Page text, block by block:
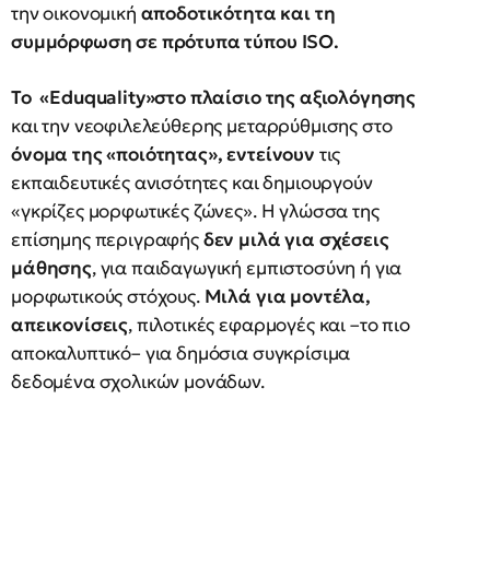
την οικονομική αποδοτικότητα και τη
συμμόρφωση σε πρότυπα τύπου ISO.
Το «Eduquality»στο πλαίσιο της αξιολόγησης
και την νεοφιλελεύθερης μεταρρύθμισης στο
όνομα της «ποιότητας», εντείνουν τις
εκπαιδευτικές ανισότητες και δημιουργούν
«γκρίζες μορφωτικές ζώνες». Η γλώσσα της
επίσημης περιγραφήςδεν μιλά για σχέσεις
μάθησης, για παιδαγωγική εμπιστοσύνη ή για
μορφωτικούς στόχους. Μιλά για μοντέλα,
απεικονίσεις, πιλοτικές εφαρμογές και –το πιο
αποκαλυπτικό– για δημόσια συγκρίσιμα
δεδομένα σχολικών μονάδων.